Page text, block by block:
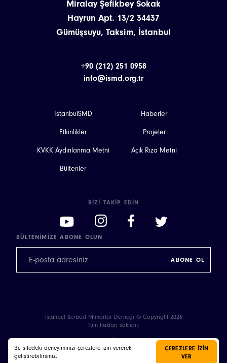
Miralay Şefikbey Sokak
Hayrun Apt. 13/2 34437
Gümüşsuyu, Taksim, İstanbul
+90 (212) 251 0958
info@ismd.org.tr
İstanbulSMD Haberler
Etkinlikler Projeler
KVKK Aydınlanma Metni Açık Rıza Metni
Bültenler
BIZI TAKIP EDIN
BÜLTENIMIZE ABONE OLUN
İstanbul Serbest Mimarlar Derneği © Copyright 2026
Tüm hakları saklıdır.
Bu sitedeki deneyiminizi çerezlere izin vererek
geliştirebilirsiniz.
ÇEREZLERE IZIN
VER